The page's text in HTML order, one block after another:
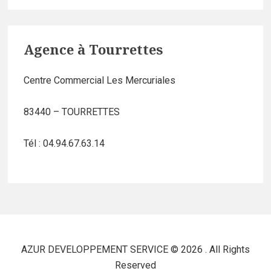
Agence à Tourrettes
Centre Commercial Les Mercuriales
83440 – TOURRETTES
Tél : 04.94.67.63.14
AZUR DEVELOPPEMENT SERVICE © 2026 . All Rights
Reserved